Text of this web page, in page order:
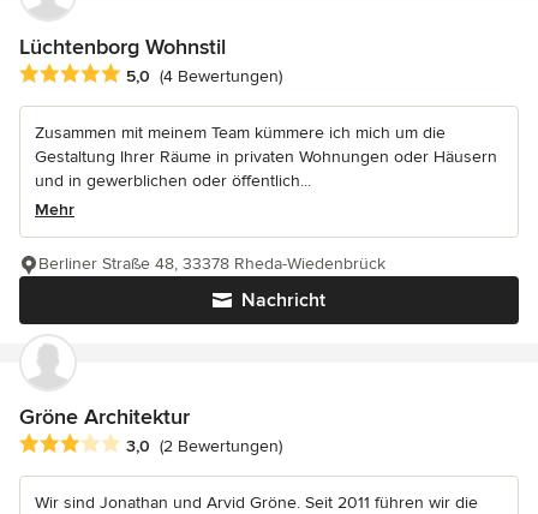
Lüchtenborg Wohnstil
Durchschnittliche Bewertung: 5 von 5 Sternen
5,0 (4 Bewertungen)
Zusammen mit meinem Team kümmere ich mich um die
Gestaltung Ihrer Räume in privaten Wohnungen oder Häusern
und in gewerblichen oder öffentlich...
Mehr
Nachricht
Berliner Straße 48, 33378 Rheda-Wiedenbrück
Gröne Architektur
Durchschnittliche Bewertung: 3 von 5 Sternen
3,0 (2 Bewertungen)
Wir sind Jonathan und Arvid Gröne. Seit 2011 führen wir die